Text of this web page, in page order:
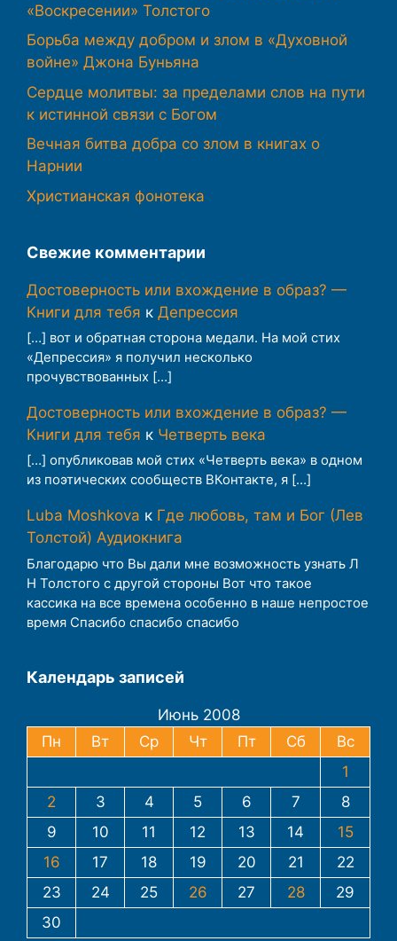
«Воскресении» Толстого
Борьба между добром и злом в «Духовной
войне» Джона Буньяна
Сердце молитвы: за пределами слов на пути
к истинной связи с Богом
Вечная битва добра со злом в книгах о
Нарнии
Христианская фонотека
Свежие комментарии
Достоверность или вхождение в образ? —
Книги для тебя к Депрессия
[…] вот и обратная сторона медали. На мой стих
«Депрессия» я получил несколько
прочувствованных […]
Достоверность или вхождение в образ? —
Книги для тебя к Четверть века
[…] опубликовав мой стих «Четверть века» в одном
из поэтических сообществ ВКонтакте, я […]
Luba Moshkova к Где любовь, там и Бог (Лев
Толстой) Аудиокнига
Благодарю что Вы дали мне возможность узнать Л
Н Толстого с другой стороны Вот что такое
кассика на все времена особенно в наше непростое
время Спасибо спасибо спасибо
Календарь записей
Июнь 2008
Пн
Вт Ср Чт Пт Сб
Вс
1
2
3 4 5 6 7
8
9
10 11 12 13 14
15
16
17 18 19 20 21
22
23
24 25 26 27 28
29
30